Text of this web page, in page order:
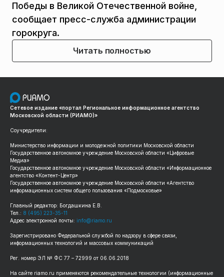
Победы в Великой Отечественной войне,
сообщает пресс-служба администрации
горокруга.
Читать полностью
Сетевое издание «портал Региональное информационное агентство
Московской области (РИАМО)»
Соучредители:
Министерство информации и молодежной политики Московской области
Государственное автономное учреждение Московской области «Цифровые
Медиа»
Государственное автономное учреждение Московской области «Информационное
агентство «Контент-Центр»
Государственное автономное учреждение Московской области «Агентство
информационных систем общего пользования «Подмосковье»
Главный редактор: Богдашкина Е.В.
Тел.: 8 (495) 223-35-11
Адрес электронной почты: info@riamo.ru
Зарегистрировано Федеральной службой по надзору в сфере связи,
информационных технологий и массовых коммуникаций
Рег. номер ЭЛ № ФС 77 – 72999 от 06.06.2018
На сайте riamo.ru применяются рекомендательные технологии (информационные